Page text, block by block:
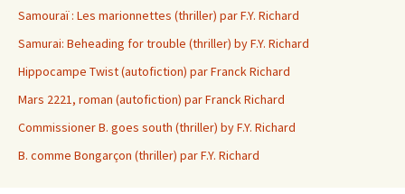
Samouraï : Les marionnettes (thriller) par F.Y. Richard
Samurai: Beheading for trouble (thriller) by F.Y. Richard
Hippocampe Twist (autofiction) par Franck Richard
Mars 2221, roman (autofiction) par Franck Richard
Commissioner B. goes south (thriller) by F.Y. Richard
B. comme Bongarçon (thriller) par F.Y. Richard